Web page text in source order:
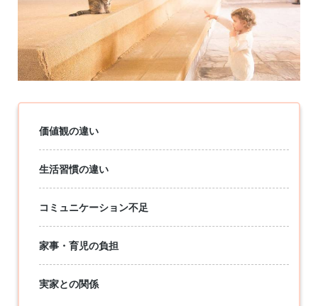
価値観の違い
生活習慣の違い
コミュニケーション不足
家事・育児の負担
実家との関係